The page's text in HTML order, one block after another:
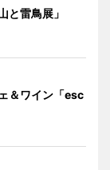
と雷鳥展」
＆ワイン「esc